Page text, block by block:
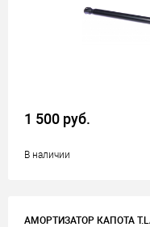
1 500 руб.
В наличии
АМОРТИЗАТОР КАПОТА